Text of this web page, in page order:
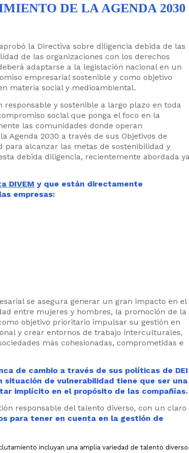
DE LA AGENDA 2030
la Directiva sobre diligencia debida de las
de las organizaciones con los derechos
adaptarse a la legislación nacional en un
empresarial sostenible y como objetivo
materia social y medioambiental.
y sostenible a largo plazo en toda
social que ponga el foco en la
las comunidades donde operan
2030 a través de sus Objetivos de
para alcanzar las metas de sostenibilidad y
debida diligencia, recientemente abordada
DIVEM y que están directamente
empresas:
se asegura generar un gran impacto en el
entre mujeres y hombres, la promoción de la
objetivo prioritario impulsar su gestión en
y crear entornos de trabajo interculturales,
más cohesionadas, comprometidas e
de cambio a través de sus políticas de DEI
situación de vulnerabilidad tiene que ser una
implícito en el propósito de las compañías.
responsable del talento diverso, con un claro
para tener en cuenta en la gestión de
incluyan una amplia variedad de talento